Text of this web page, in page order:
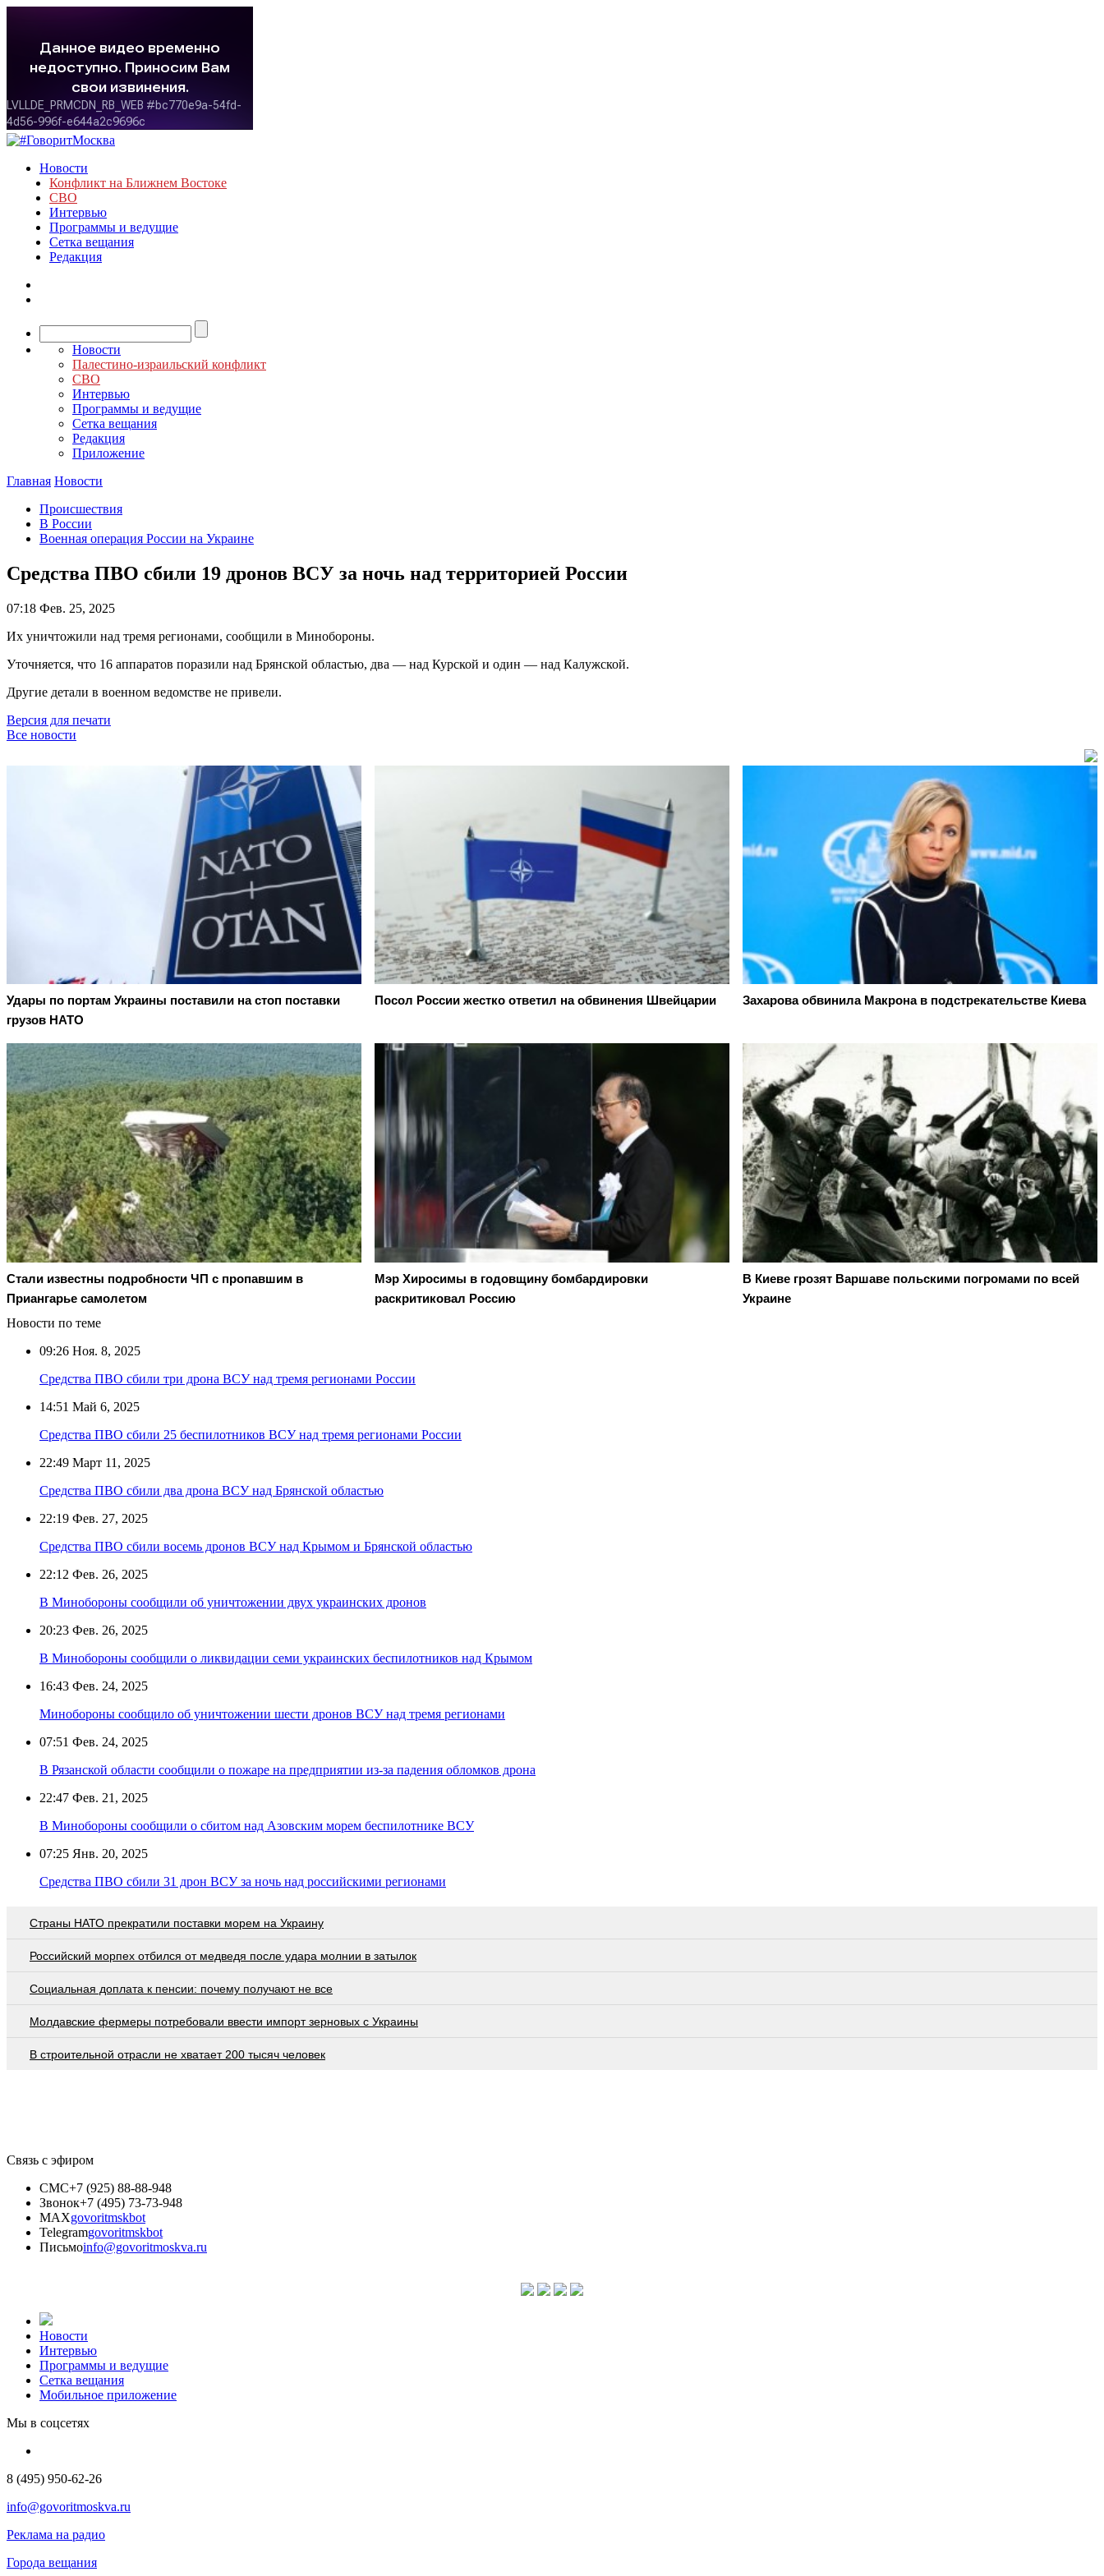
Новости
Конфликт на Ближнем Востоке
СВО
Интервью
Программы и ведущие
Сетка вещания
Редакция
Новости
Палестино-израильский конфликт
СВО
Интервью
Программы и ведущие
Сетка вещания
Редакция
Приложение
Главная Новости
Происшествия
В России
Военная операция России на Украине
Средства ПВО сбили 19 дронов ВСУ за ночь над территорией России
07:18 Фев. 25, 2025
Их уничтожили над тремя регионами, сообщили в Минобороны.
Уточняется, что 16 аппаратов поразили над Брянской областью, два — над Курской и один — над Калужской.
Другие детали в военном ведомстве не привели.
Версия для печати
Все новости
Удары по портам Украины поставили на стоп поставки
грузов НАТО
Посол России жестко ответил на обвинения Швейцарии Захарова обвинила Макрона в подстрекательстве Киева
Стали известны подробности ЧП с пропавшим в
Приангарье самолетом
Мэр Хиросимы в годовщину бомбардировки
раскритиковал Россию
В Киеве грозят Варшаве польскими погромами по всей
Украине
Новости по теме
09:26 Ноя. 8, 2025
Средства ПВО сбили три дрона ВСУ над тремя регионами России
14:51 Май 6, 2025
Средства ПВО сбили 25 беспилотников ВСУ над тремя регионами России
22:49 Март 11, 2025
Средства ПВО сбили два дрона ВСУ над Брянской областью
22:19 Фев. 27, 2025
Средства ПВО сбили восемь дронов ВСУ над Крымом и Брянской областью
22:12 Фев. 26, 2025
В Минобороны сообщили об уничтожении двух украинских дронов
20:23 Фев. 26, 2025
В Минобороны сообщили о ликвидации семи украинских беспилотников над Крымом
16:43 Фев. 24, 2025
Минобороны сообщило об уничтожении шести дронов ВСУ над тремя регионами
07:51 Фев. 24, 2025
В Рязанской области сообщили о пожаре на предприятии из-за падения обломков дрона
22:47 Фев. 21, 2025
В Минобороны сообщили о сбитом над Азовским морем беспилотнике ВСУ
07:25 Янв. 20, 2025
Средства ПВО сбили 31 дрон ВСУ за ночь над российскими регионами
Страны НАТО прекратили поставки морем на Украину
Российский морпех отбился от медведя после удара молнии в затылок
Социальная доплата к пенсии: почему получают не все
Молдавские фермеры потребовали ввести импорт зерновых с Украины
В строительной отрасли не хватает 200 тысяч человек
Связь с эфиром
СМС+7 (925) 88-88-948
Звонок+7 (495) 73-73-948
MAXgovoritmskbot
Telegramgovoritmskbot
Письмоinfo@govoritmoskva.ru
Новости
Интервью
Программы и ведущие
Сетка вещания
Мобильное приложение
Мы в соцсетях
8 (495) 950-62-26
info@govoritmoskva.ru
Реклама на радио
Города вещания